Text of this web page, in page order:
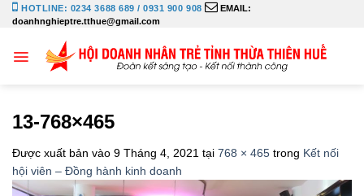
Bỏ
qua
dung
HOTLINE: 0234 3688 689 / 0931 900 908
EMAIL:
doanhnghieptre.tthue@gmail.com
13-768×465
Được xuất bản vào 9 Tháng 4, 2021 tại 768 × 465 trong Kết nối
hội viên – Đồng hành kinh doanh